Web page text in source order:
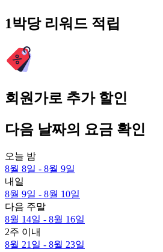
1박당 리워드 적립
회원가로 추가 할인
다음 날짜의 요금 확인
오늘 밤
8월 8일 - 8월 9일
내일
8월 9일 - 8월 10일
다음 주말
8월 14일 - 8월 16일
2주 이내
8월 21일 - 8월 23일